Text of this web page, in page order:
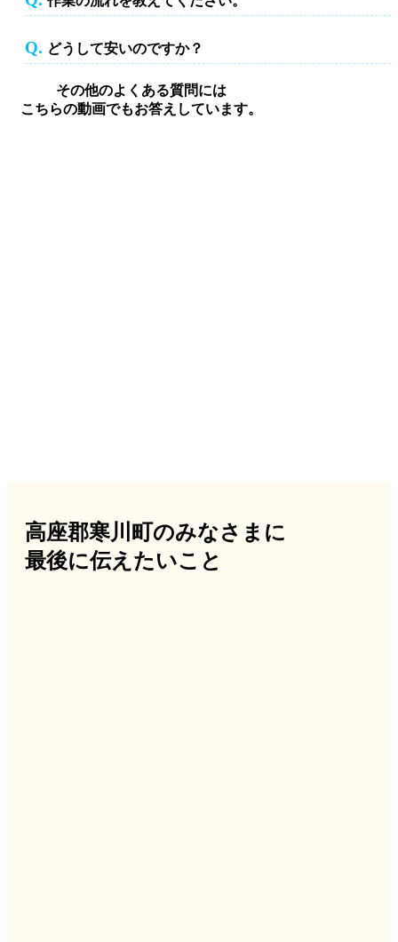
どうして安いのですか？
Q. どうして安いのですか？
その他のよくある質問には
こちらの動画でもお答えしています。
高座郡寒川町のみなさまに
最後に伝えたいこと